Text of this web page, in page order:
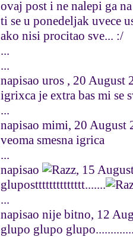
ovaj post i ne nalepi ga
ti se u ponedeljak uvece
ako nisi procitao sve... :/
...
...
napisao uros , 20 August
igrixca je extra bas mi se
...
napisao mimi, 20 August
veoma smesna igrica
...
napisao
, 15
glupostttttttttttttt.......
...
napisao nije bitno, 12
glupo glupo